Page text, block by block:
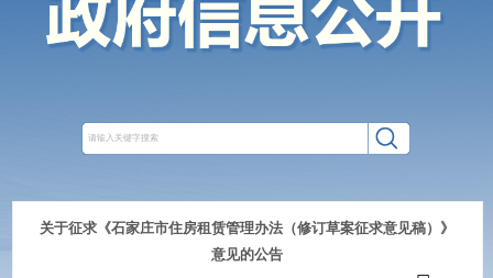
关于征求《石家庄市住房租赁管理办法（修订草案征求意见稿）》
意见的公告